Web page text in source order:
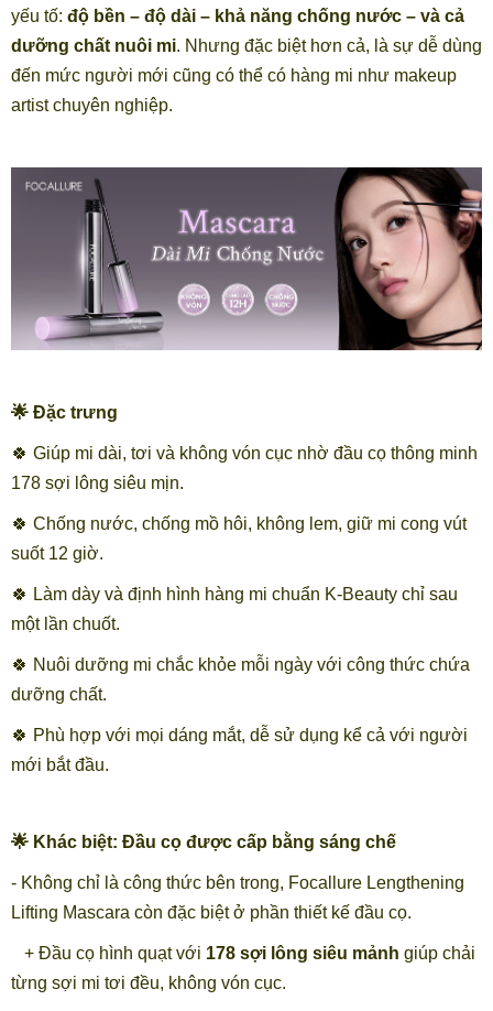
yếu tố: độ bền – độ dài – khả năng chống nước – và cả
dưỡng chất nuôi mi. Nhưng đặc biệt hơn cả, là sự dễ dùng
đến mức người mới cũng có thể có hàng mi như makeup
artist chuyên nghiệp.
🌟 Đặc trưng
🍀 Giúp mi dài, tơi và không vón cục nhờ đầu cọ thông minh
178 sợi lông siêu mịn.
🍀 Chống nước, chống mồ hôi, không lem, giữ mi cong vút
suốt 12 giờ.
🍀 Làm dày và định hình hàng mi chuẩn K-Beauty chỉ sau
một lần chuốt.
🍀 Nuôi dưỡng mi chắc khỏe mỗi ngày với công thức chứa
dưỡng chất.
🍀 Phù hợp với mọi dáng mắt, dễ sử dụng kể cả với người
mới bắt đầu.
🌟 Khác biệt: Đầu cọ được cấp bằng sáng chế
- Không chỉ là công thức bên trong, Focallure Lengthening
Lifting Mascara còn đặc biệt ở phần thiết kế đầu cọ.
+ Đầu cọ hình quạt với 178 sợi lông siêu mảnh giúp chải
từng sợi mi tơi đều, không vón cục.